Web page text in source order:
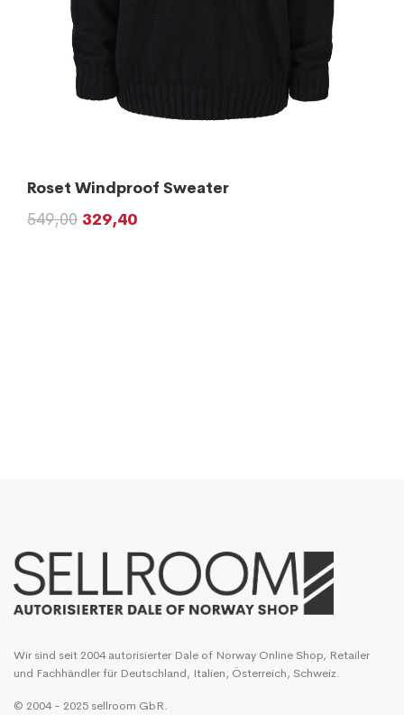
Roset Windproof Sweater
549,00 329,40
Wir sind seit 2004 autorisierter Dale of Norway Online Shop, Retailer
und Fachhändler für Deutschland, Italien, Österreich, Schweiz.
© 2004 - 2025 sellroom GbR.